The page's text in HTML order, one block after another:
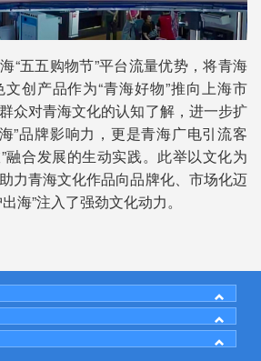
“五五购物节”平台流量优势，将青海
创产品作为“青海好物”推向上海市
众对青海文化的认知了解，进一步扩
”品牌影响力，更是青海广电引流客
融合发展的生动实践。此举以文化为
力青海文化作品向品牌化、市场化迈
海”注入了强劲文化动力。